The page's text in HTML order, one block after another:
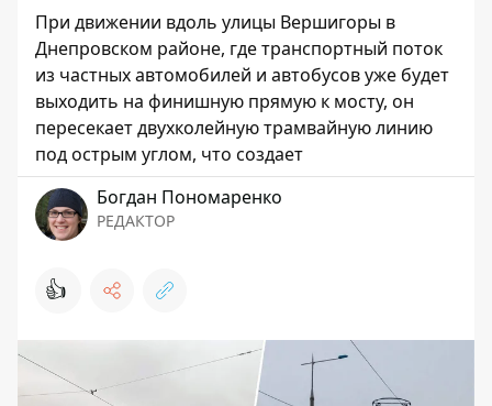
При движении вдоль улицы Вершигоры в
Днепровском районе, где транспортный поток
из частных автомобилей и автобусов уже будет
выходить на финишную прямую к мосту, он
пересекает двухколейную трамвайную линию
под острым углом, что создает
Богдан Пономаренко
РЕДАКТОР
👍